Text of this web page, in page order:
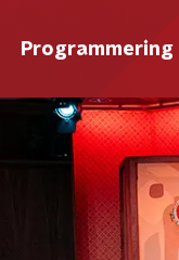
Programmering